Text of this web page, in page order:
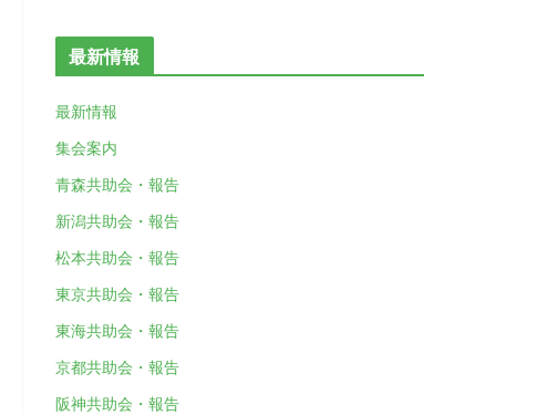
最新情報
最新情報
集会案内
青森共助会・報告
新潟共助会・報告
松本共助会・報告
東京共助会・報告
東海共助会・報告
京都共助会・報告
阪神共助会・報告